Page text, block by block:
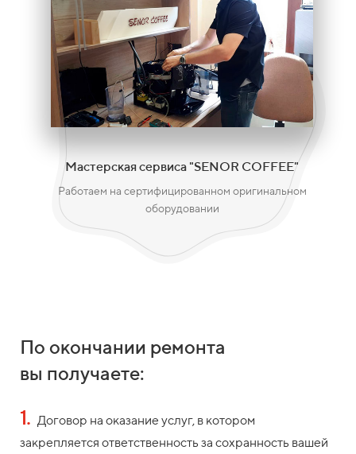
Мастерская сервиса "SENOR COFFEE"
Работаем на сертифицированном оригинальном
оборудовании
По окончании ремонта
вы получаете:
1. Договор на оказание услуг, в котором
закрепляется ответственность за сохранность вашей